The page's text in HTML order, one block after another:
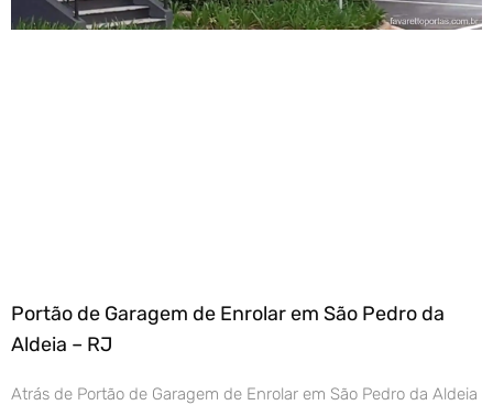
Portão de Garagem de Enrolar em São Pedro da
Aldeia – RJ
Atrás de Portão de Garagem de Enrolar em São Pedro da Aldeia